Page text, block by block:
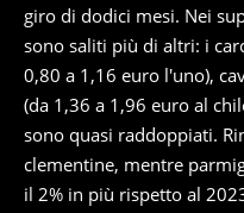
giro di dodici mesi. Nei
sono saliti più di altri: i
0,80 a 1,16 euro l'uno),
(da 1,36 a 1,96 euro al
sono quasi raddoppiati.
clementine, mentre
il 2% in più rispetto al